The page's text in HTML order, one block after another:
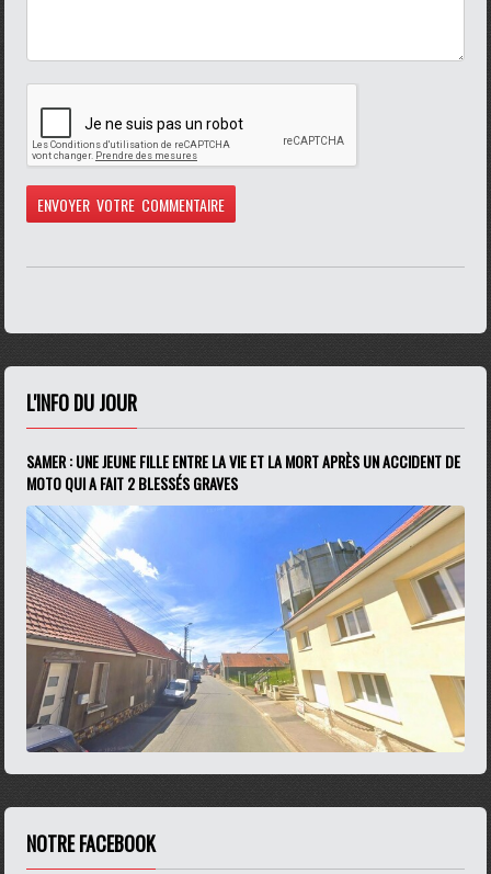
L'INFO DU JOUR
SAMER : UNE JEUNE FILLE ENTRE LA VIE ET LA MORT APRÈS UN ACCIDENT DE
MOTO QUI A FAIT 2 BLESSÉS GRAVES
NOTRE FACEBOOK